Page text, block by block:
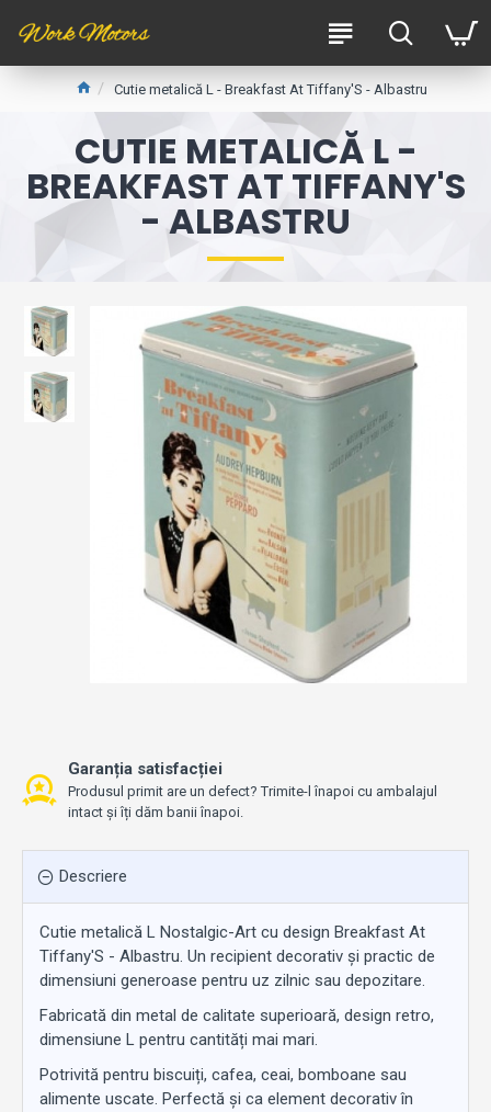
Cutie metalică L - Breakfast At Tiffany'S - Albastru
CUTIE METALICĂ L -
BREAKFAST AT TIFFANY'S
- ALBASTRU
Garanția satisfacției
Produsul primit are un defect? Trimite-l înapoi cu ambalajul
intact și îți dăm banii înapoi.
Descriere
Cutie metalică L Nostalgic-Art cu design Breakfast At
Tiffany'S - Albastru. Un recipient decorativ și practic de
dimensiuni generoase pentru uz zilnic sau depozitare.
Fabricată din metal de calitate superioară, design retro,
dimensiune L pentru cantități mai mari.
Potrivită pentru biscuiți, cafea, ceai, bomboane sau
alimente uscate. Perfectă și ca element decorativ în